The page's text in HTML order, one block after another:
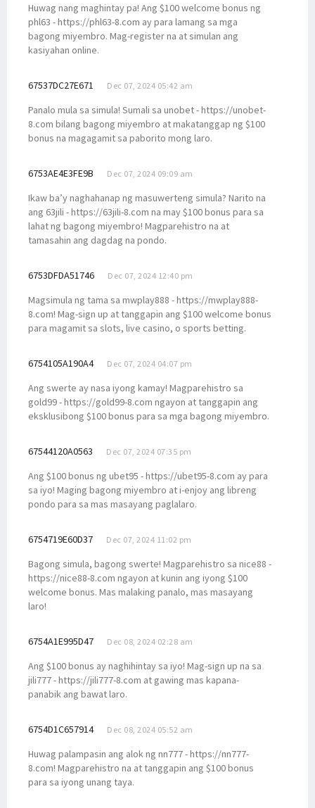
Huwag nang maghintay pa! Ang $100 welcome bonus ng
phl63 - https://phl63-8.com ay para lamang sa mga
bagong miyembro. Mag-register na at simulan ang
kasiyahan online.
67537DC27E671 Dec 07, 2024 05:42 am
Panalo mula sa simula! Sumali sa unobet - https://unobet-
8.com bilang bagong miyembro at makatanggap ng $100
bonus na magagamit sa paborito mong laro.
6753AE4E3FE9B Dec 07, 2024 09:09 am
Ikaw ba’y naghahanap ng masuwerteng simula? Narito na
ang 63jili - https://63jili-8.com na may $100 bonus para sa
lahat ng bagong miyembro! Magparehistro na at
tamasahin ang dagdag na pondo.
6753DFDA51746 Dec 07, 2024 12:40 pm
Magsimula ng tama sa mwplay888 - https://mwplay888-
8.com! Mag-sign up at tanggapin ang $100 welcome bonus
para magamit sa slots, live casino, o sports betting.
6754105A190A4 Dec 07, 2024 04:07 pm
Ang swerte ay nasa iyong kamay! Magparehistro sa
gold99 - https://gold99-8.com ngayon at tanggapin ang
eksklusibong $100 bonus para sa mga bagong miyembro.
67544120A0563 Dec 07, 2024 07:35 pm
Ang $100 bonus ng ubet95 - https://ubet95-8.com ay para
sa iyo! Maging bagong miyembro at i-enjoy ang libreng
pondo para sa mas masayang paglalaro.
6754719E60D37 Dec 07, 2024 11:02 pm
Bagong simula, bagong swerte! Magparehistro sa nice88 -
https://nice88-8.com ngayon at kunin ang iyong $100
welcome bonus. Mas malaking panalo, mas masayang
laro!
6754A1E995D47 Dec 08, 2024 02:28 am
Ang $100 bonus ay naghihintay sa iyo! Mag-sign up na sa
jili777 - https://jili777-8.com at gawing mas kapana-
panabik ang bawat laro.
6754D1C657914 Dec 08, 2024 05:52 am
Huwag palampasin ang alok ng nn777 - https://nn777-
8.com! Magparehistro na at tanggapin ang $100 bonus
para sa iyong unang taya.